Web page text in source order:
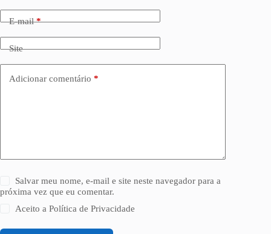
E-mail*
Site
Adicionar comentário *
Salvar meu nome, e-mail e site neste navegador para a
próxima vez que eu comentar.
Aceito aPolítica de Privacidade